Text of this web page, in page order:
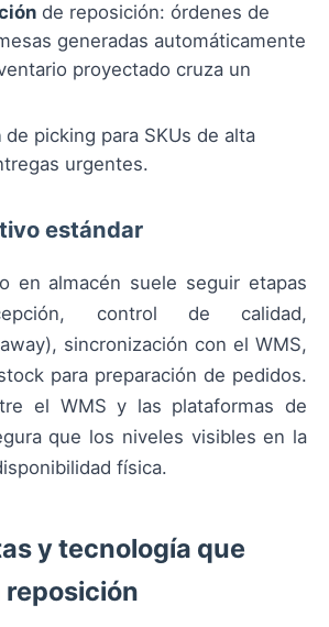
de reposición: órdenes de
generadas automáticamente
proyectado cruza un
de picking para SKUs de alta
urgentes.
estándar
en almacén suele seguir etapas
control de calidad,
sincronización con el WMS,
para preparación de pedidos.
el WMS y las plataformas de
que los niveles visibles en la
física.
y tecnología que